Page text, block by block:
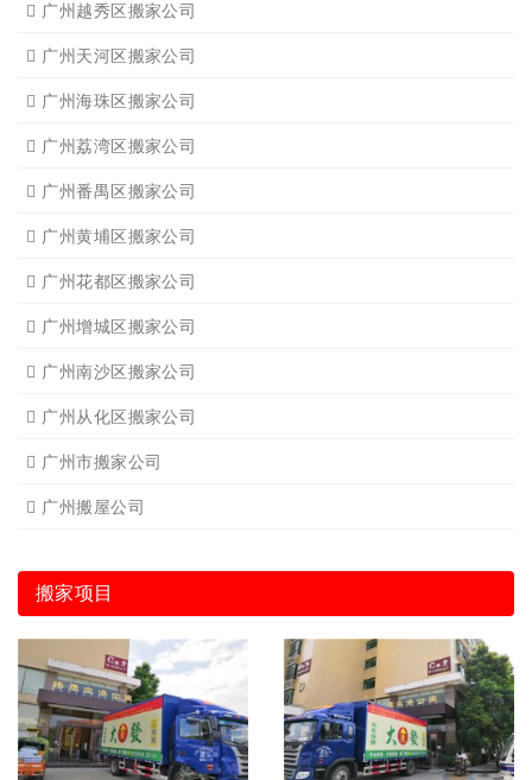
广州越秀区搬家公司
广州天河区搬家公司
广州海珠区搬家公司
广州荔湾区搬家公司
广州番禺区搬家公司
广州黄埔区搬家公司
广州花都区搬家公司
广州增城区搬家公司
广州南沙区搬家公司
广州从化区搬家公司
广州市搬家公司
广州搬屋公司
搬家项目